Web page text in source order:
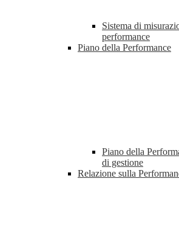
Sistema di
performance
Piano della Performance
Piano della
di gestione
Relazione sulla